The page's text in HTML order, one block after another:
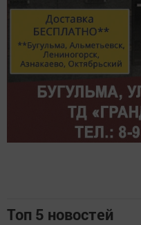
Топ 5 новостей